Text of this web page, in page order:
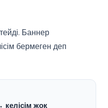
Баннер
бермеген деп
жоқ